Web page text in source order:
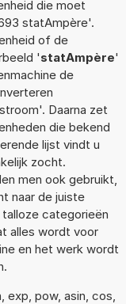
die moet
statAmpère'.
of de
'statAmpère'
de
Daarna zet
die bekend
lijst vindt u
zocht.
men ook gebruikt,
naar de juiste
categorieën
alles wordt voor
en het werk wordt
pow, asin, cos,